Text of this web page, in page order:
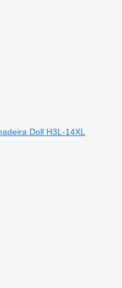
Doll H3L-14XL